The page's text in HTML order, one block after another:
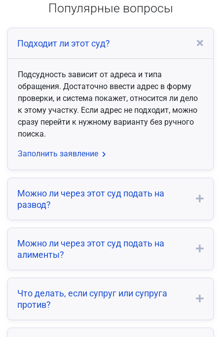
Популярные вопросы
Подходит ли этот суд?
Подсудность зависит от адреса и типа
обращения. Достаточно ввести адрес в форму
проверки, и система покажет, относится ли дело
к этому участку. Если адрес не подходит, можно
сразу перейти к нужному варианту без ручного
поиска.
Заполнить заявление
Можно ли через этот суд подать на
развод?
Можно ли через этот суд подать на
алименты?
Что делать, если супруг или супруга
против?